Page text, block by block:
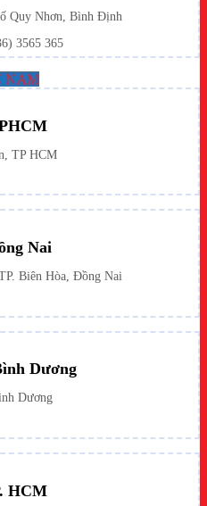
Quy Nhơn, Bình Định
3565 365
NAM
TP HCM
Nai
Biên Hòa, Đồng Nai
Dương
Dương
HCM